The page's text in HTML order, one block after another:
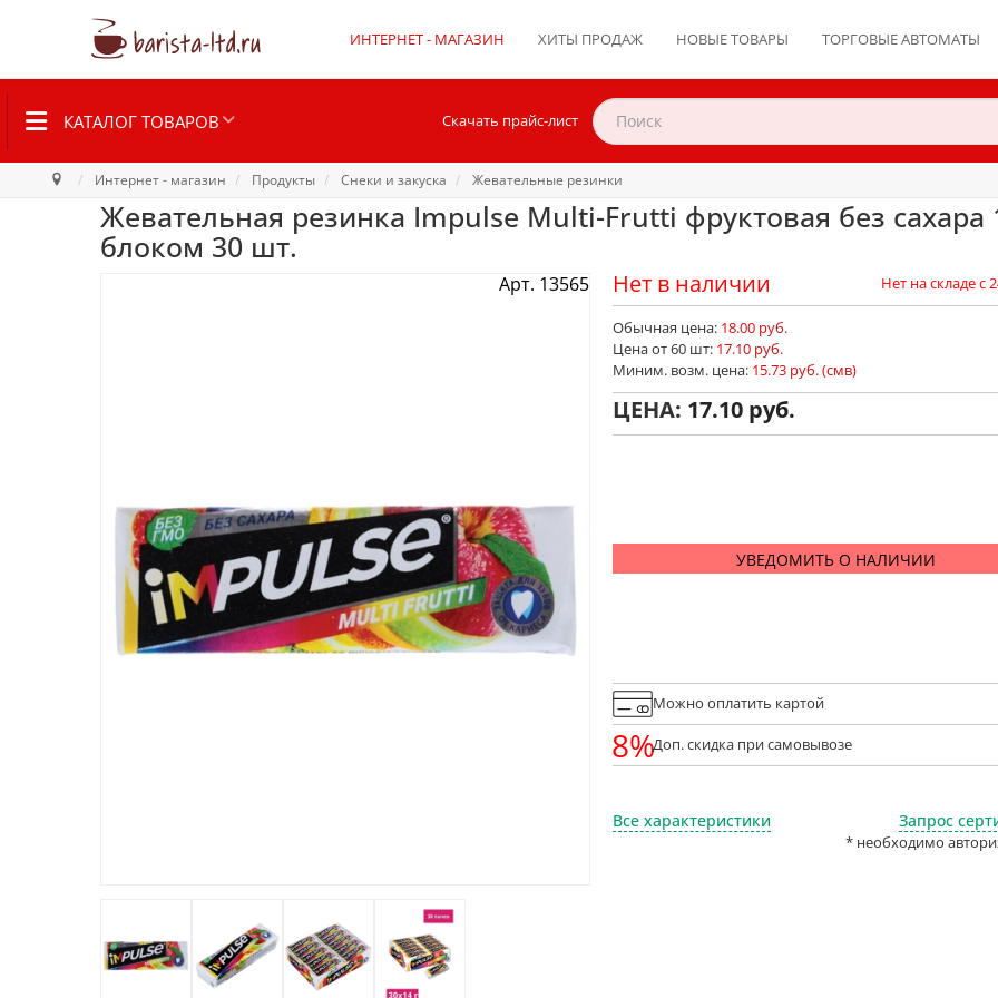
ИНТЕРНЕТ - МАГАЗИН ХИТЫ ПРОДАЖ НОВЫЕ ТОВАРЫ ТОРГОВЫЕ АВТОМАТЫ
КАТАЛОГ ТОВАРОВ Скачать прайс-лист
Интернет - магазин
Продукты Снеки и закуска Жевательные резинки
Арт. 13565
Жевательная резинка Impulse Multi-Frutti фруктовая без сахара
блоком 30 шт.
Нет в наличии Нет на складе с
Обычная цена: 18.00 руб.
Цена от 60 шт: 17.10 руб.
Миним. возм. цена: 15.73 руб. (смв)
ЦЕНА: 17.10
УВЕДОМИТЬ О НАЛИЧИИ
Можно оплатить картой
8%Доп. скидка при самовывозе
Все характеристики Запрос
* необходимо